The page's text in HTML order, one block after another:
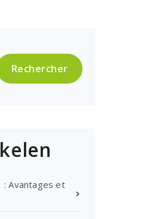
Rechercher
: Avantages et